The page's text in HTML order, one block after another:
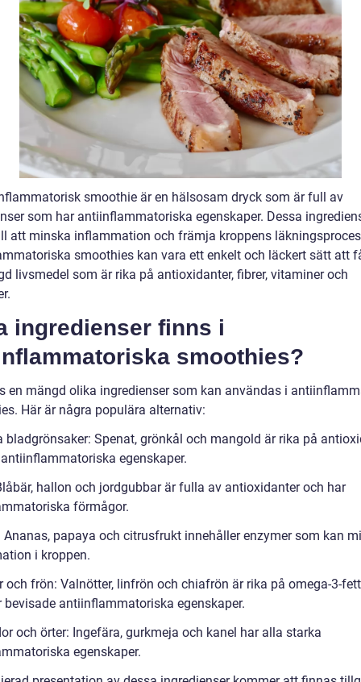
smoothie är en hälsosam dryck som är full av
som har antiinflammatoriska egenskaper. Dessa
att minska inflammation och främja kroppens
smoothies kan vara ett enkelt och läckert sätt att
livsmedel som är rika på antioxidanter, fibrer, vitaminer och
ingredienser finns i
smoothies?
en mängd olika ingredienser som kan användas i
Här är några populära alternativ:
bladgrönsaker: Spenat, grönkål och mangold är rika på
egenskaper.
hallon och jordgubbar är fulla av antioxidanter och har
förmågor.
Ananas, papaya och citrusfrukt innehåller enzymer som kan
i kroppen.
och frön: Valnötter, linfrön och chiafrön är rika på omega-3-
bevisade antiinflammatoriska egenskaper.
och örter: Ingefära, gurkmeja och kanel har alla starka
egenskaper.